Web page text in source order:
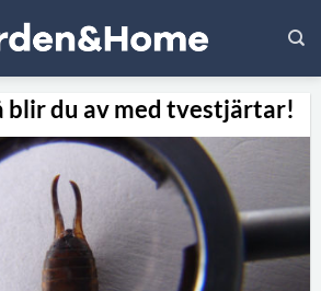
blir du av med tvestjärtar!